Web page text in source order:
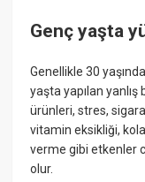
Genç yaşta
Genellikle 30
yaşta yapılan
ürünleri, stres,
vitamin eksikliği,
verme gibi etkenler
olur.